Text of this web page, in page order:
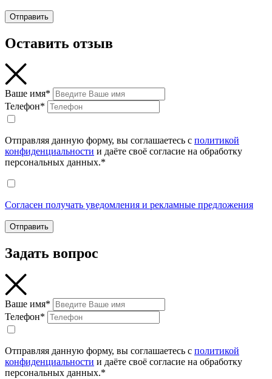
Отправить
Оставить отзыв
Ваше имя*
Телефон*
Отправляя данную форму, вы соглашаетесь с политикой
конфиденциальности и даёте своё согласие на обработку
персональных данных.*
Согласен получать уведомления и рекламные предложения
Отправить
Задать вопрос
Ваше имя*
Телефон*
Отправляя данную форму, вы соглашаетесь с политикой
конфиденциальности и даёте своё согласие на обработку
персональных данных.*